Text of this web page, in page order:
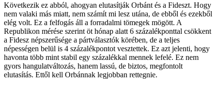
Következik ez abból, ahogyan elutasítják Orbánt és a Fideszt. Hogy
nem valaki más miatt, nem számít mi lesz utána, de ebből és ezekből
elég volt. Ez a felfogás áll a forradalmi tömegek mögött. A
Republikon mérése szerint öt hónap alatt 6 százalékponttal csökkent
a Fidesz népszerűsége a pártválasztók körében, de a teljes
népességen belül is 4 százalékpontot vesztettek. Ez azt jelenti, hogy
havonta több mint stabil egy százalékkal mennek lefelé. Ez nem
gyors hangulatváltozás, hanem lassú, de biztos, megfontolt
elutasítás. Ettől kell Orbánnak legjobban rettegnie.